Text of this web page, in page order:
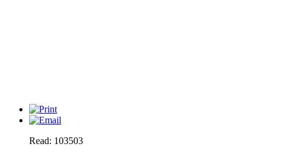
Read: 103503